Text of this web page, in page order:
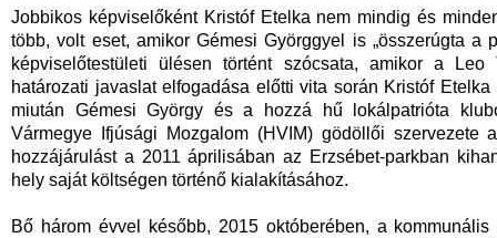
Jobbikos képviselőként Kristóf Etelka nem mindig és
több, volt eset, amikor Gémesi Györggyel is „összerúgta a
képviselőtestületi ülésen történt szócsata, amikor a Leo
határozati javaslat elfogadása előtti vita során Kristóf
miután Gémesi György és a hozzá hű lokálpatrióta
Vármegye Ifjúsági Mozgalom (HVIM) gödöllői szervezete
hozzájárulást a 2011 áprilisában az Erzsébet-parkban
hely saját költségen történő kialakításához.
Bő három évvel később, 2015 októberében, a